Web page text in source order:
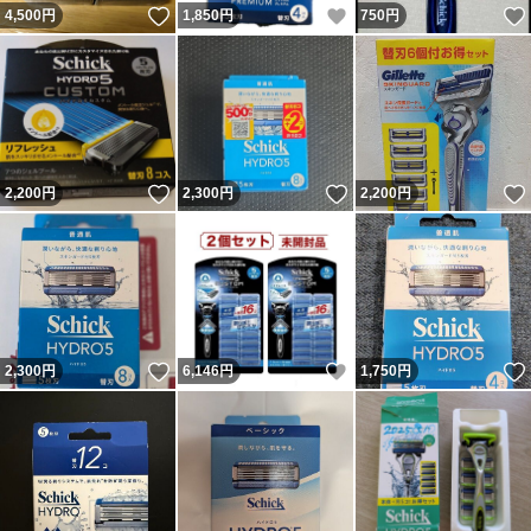
4,500円 いいね！
1,850円 いいね！
750円
2,200円 いいね！
2,300円 いいね！
2,200円
2,300円 いいね！
6,146円 いいね！
1,750円